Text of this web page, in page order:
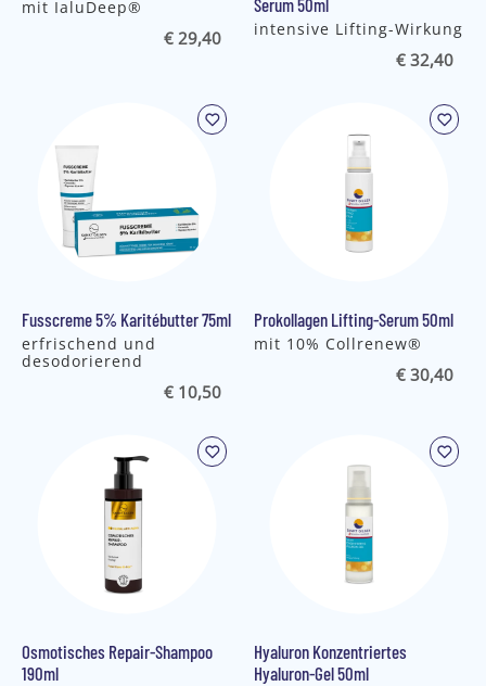
mit IaluDeep®
€ 29,40
Serum 50ml
intensive Lifting-Wirkung
€ 32,40
Fusscreme 5% Karitébutter 75ml
erfrischend und
desodorierend
€ 10,50
Prokollagen Lifting-Serum 50ml
mit 10% Collrenew®
€ 30,40
Osmotisches Repair-Shampoo
190ml
Hyaluron Konzentriertes
Hyaluron-Gel 50ml